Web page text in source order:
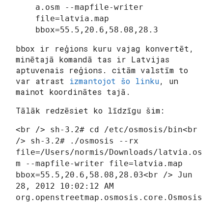
a.osm --mapfile-writer
file=latvia.map
bbox=55.5,20.6,58.08,28.3
bbox ir reģions kuru vajag konvertēt,
minētajā komandā tas ir Latvijas
aptuvenais reģions. citām valstīm to
var atrast izmantojot šo linku, un
mainot koordinātes tajā.
Tālāk redzēsiet ko līdzīgu šim:
<br /> sh-3.2# cd /etc/osmosis/bin<br
/> sh-3.2# ./osmosis --rx
file=/Users/normis/Downloads/latvia.os
m --mapfile-writer file=latvia.map
bbox=55.5,20.6,58.08,28.03<br /> Jun
28, 2012 10:02:12 AM
org.openstreetmap.osmosis.core.Osmosis